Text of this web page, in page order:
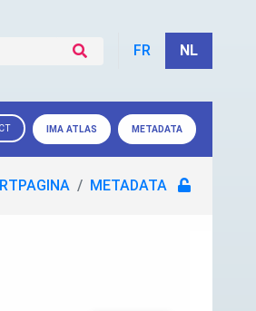
FR NL
IMA ATLAS METADATA
METADATA